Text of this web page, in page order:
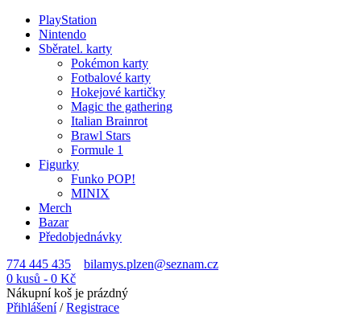
PlayStation
Nintendo
Sběratel. karty
Pokémon karty
Fotbalové karty
Hokejové kartičky
Magic the gathering
Italian Brainrot
Brawl Stars
Formule 1
Figurky
Funko POP!
MINIX
Merch
Bazar
Předobjednávky
774 445 435
bilamys.plzen@seznam.cz
0 kusů - 0 Kč
Nákupní koš je prázdný
Přihlášení/Registrace